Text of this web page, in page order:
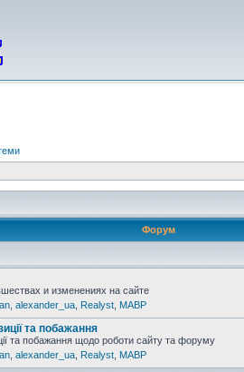
Форум
и изменениях на сайте
alexander_ua Realyst MABP
та побажання
та побажання щодо роботи сайту та форуму
alexander_ua Realyst MABP